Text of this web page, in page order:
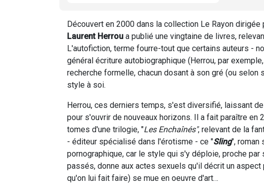
Découvert en 2000 dans la collection Le Rayon dirigée
Laurent Herrou a publié une vingtaine de livres,
L'autofiction, terme fourre-tout que certains auteurs -
général écriture autobiographique (Herrou, par
recherche formelle, chacun dosant à son gré (ou
style à soi.
Herrou, ces derniers temps, s'est diversifié, laissant
pour s'ouvrir de nouveaux horizons. Il a fait paraître
tomes d'une trilogie, "Les Enchaînés", relevant de la
- éditeur spécialisé dans l'érotisme - ce "Sling", roman
pornographique, car le style qui s'y déploie, proche
passés, donne aux actes sexuels qu'il décrit un
qu'on lui fait faire) se mue en oeuvre d'art…